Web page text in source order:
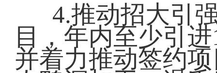
4.推动招大引
目，年内至少引
并着力推动签约